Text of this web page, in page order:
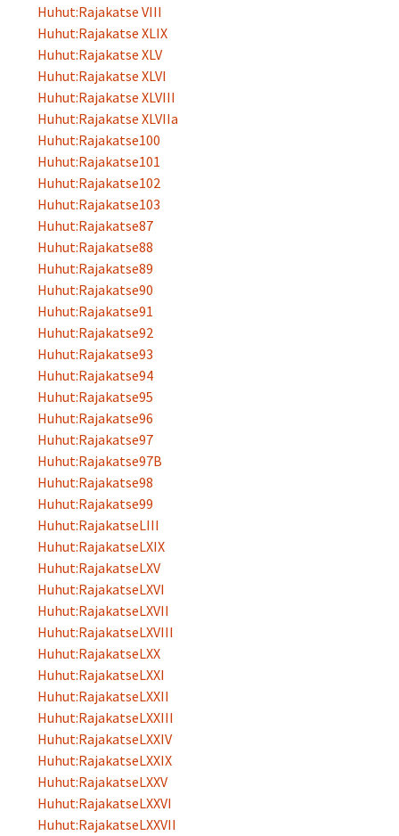
Huhut:Rajakatse VIII
Huhut:Rajakatse XLIX
Huhut:Rajakatse XLV
Huhut:Rajakatse XLVI
Huhut:Rajakatse XLVIII
Huhut:Rajakatse XLVIIa
Huhut:Rajakatse100
Huhut:Rajakatse101
Huhut:Rajakatse102
Huhut:Rajakatse103
Huhut:Rajakatse87
Huhut:Rajakatse88
Huhut:Rajakatse89
Huhut:Rajakatse90
Huhut:Rajakatse91
Huhut:Rajakatse92
Huhut:Rajakatse93
Huhut:Rajakatse94
Huhut:Rajakatse95
Huhut:Rajakatse96
Huhut:Rajakatse97
Huhut:Rajakatse97B
Huhut:Rajakatse98
Huhut:Rajakatse99
Huhut:RajakatseLIII
Huhut:RajakatseLXIX
Huhut:RajakatseLXV
Huhut:RajakatseLXVI
Huhut:RajakatseLXVII
Huhut:RajakatseLXVIII
Huhut:RajakatseLXX
Huhut:RajakatseLXXI
Huhut:RajakatseLXXII
Huhut:RajakatseLXXIII
Huhut:RajakatseLXXIV
Huhut:RajakatseLXXIX
Huhut:RajakatseLXXV
Huhut:RajakatseLXXVI
Huhut:RajakatseLXXVII